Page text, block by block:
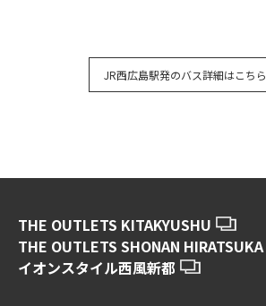
JR西広島駅発のバス詳細はこちら
THE OUTLETS KITAKYUSHU
THE OUTLETS SHONAN HIRATSUKA
イオンスタイル西風新都